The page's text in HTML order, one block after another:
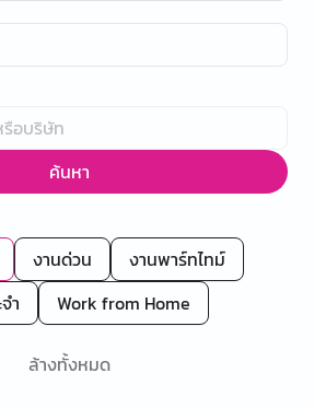
ค้นหา
งานด่วน
งานพาร์ทไทม์
ำ
Work from Home
ล้างทั้งหมด